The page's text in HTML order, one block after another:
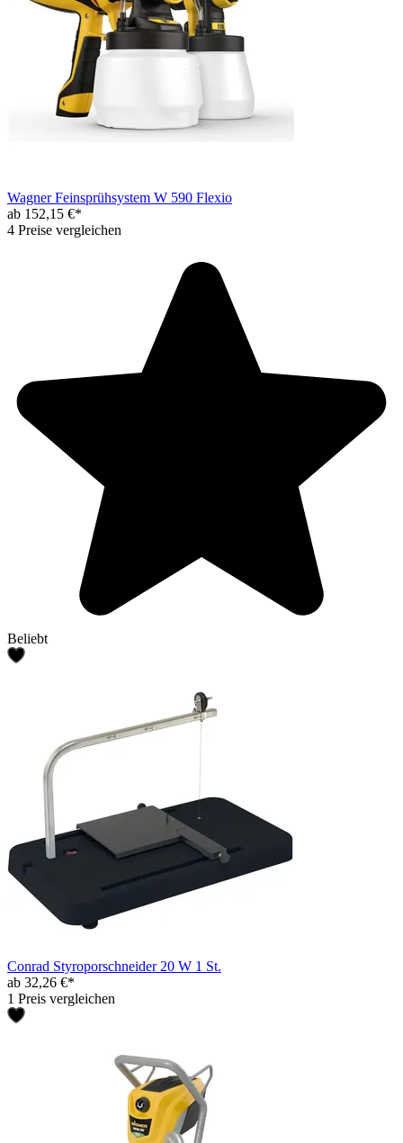
Wagner Feinsprühsystem W 590 Flexio
ab 152,15 €*
4 Preise vergleichen
Beliebt
Conrad Styroporschneider 20 W 1 St.
ab 32,26 €*
1 Preis vergleichen